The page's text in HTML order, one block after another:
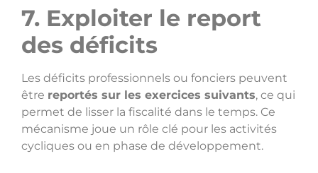
7. Exploiter le report
des déficits
Les déficits professionnels ou fonciers peuvent
être reportés sur les exercices suivants, ce qui
permet de lisser la fiscalité dans le temps. Ce
mécanisme joue un rôle clé pour les activités
cycliques ou en phase de développement.